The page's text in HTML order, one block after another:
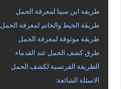
طريقة ابن سينا لمعرفة الحمل
طريقة الخيط والخاتم لمعرفة الحمل
طريقة موثوقة لمعرفة الحمل
طرق كشف الحمل عند القدماء
الطريقة الفرنسية لكشف الحمل
الاسئلة الشائعة: